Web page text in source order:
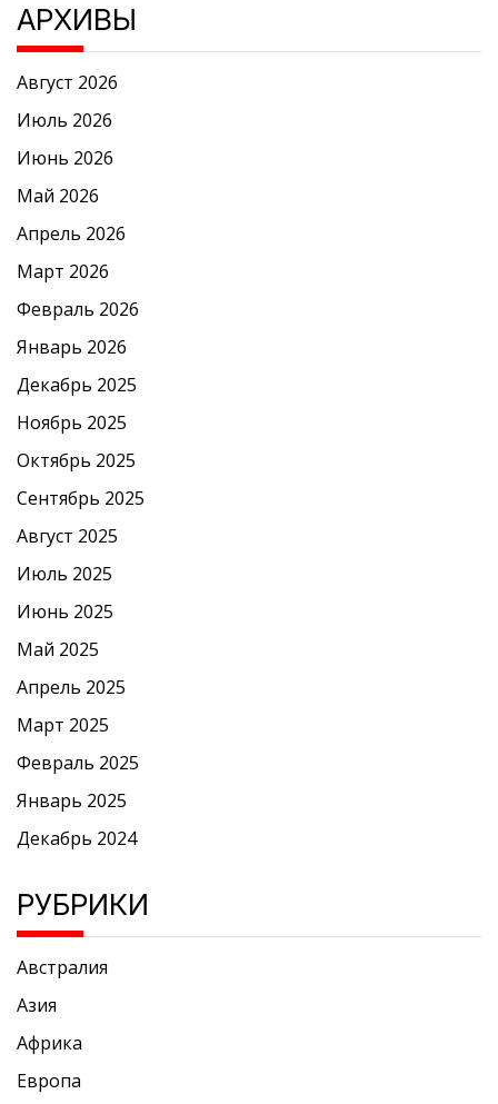
АРХИВЫ
Август 2026
Июль 2026
Июнь 2026
Май 2026
Апрель 2026
Март 2026
Февраль 2026
Январь 2026
Декабрь 2025
Ноябрь 2025
Октябрь 2025
Сентябрь 2025
Август 2025
Июль 2025
Июнь 2025
Май 2025
Апрель 2025
Март 2025
Февраль 2025
Январь 2025
Декабрь 2024
РУБРИКИ
Австралия
Азия
Африка
Европа